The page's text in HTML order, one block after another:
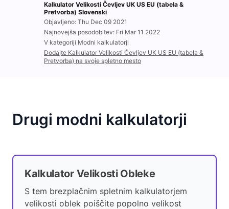
Kalkulator Velikosti Čevljev UK US EU (tabela &
Pretvorba) Slovenski
Objavljeno: Thu Dec 09 2021
Najnovejša posodobitev: Fri Mar 11 2022
V kategoriji Modni kalkulatorji
Dodajte Kalkulator Velikosti Čevljev UK US EU (tabela &
Pretvorba) na svoje spletno mesto
Drugi modni kalkulatorji
Kalkulator Velikosti Obleke
S tem brezplačnim spletnim kalkulatorjem
velikosti oblek poiščite popolno velikost